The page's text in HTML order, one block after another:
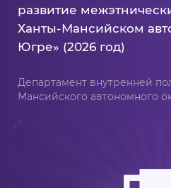
развитие
Ханты-Мансийском
Югре» (2026 год)
Департамент внутренней
Мансийского автономного